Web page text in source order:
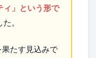
ィ」という形で
。
たす見込みで